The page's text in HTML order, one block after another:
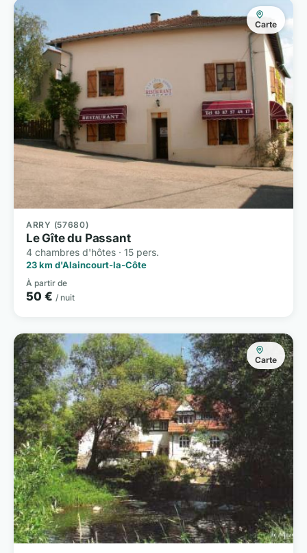
Carte
ARRY (57680)
Le Gîte du Passant
4 chambres d'hôtes · 15 pers.
23 km d'Alaincourt-la-Côte
À partir de
50 € / nuit
Carte